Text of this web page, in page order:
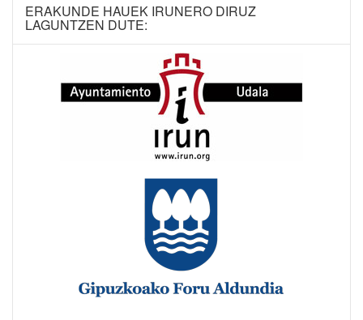
ERAKUNDE HAUEK IRUNERO DIRUZ
LAGUNTZEN DUTE: